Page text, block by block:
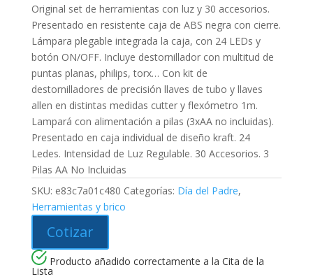
Original set de herramientas con luz y 30 accesorios.
Presentado en resistente caja de ABS negra con cierre.
Lámpara plegable integrada la caja, con 24 LEDs y
botón ON/OFF. Incluye destornillador con multitud de
puntas planas, philips, torx… Con kit de
destornilladores de precisión llaves de tubo y llaves
allen en distintas medidas cutter y flexómetro 1m.
Lampará con alimentación a pilas (3xAA no incluidas).
Presentado en caja individual de diseño kraft. 24
Ledes. Intensidad de Luz Regulable. 30 Accesorios. 3
Pilas AA No Incluidas
SKU: e83c7a01c480 Categorías: Día del Padre,
Herramientas y brico
Cotizar
Producto añadido correctamente a la Cita de la
Lista